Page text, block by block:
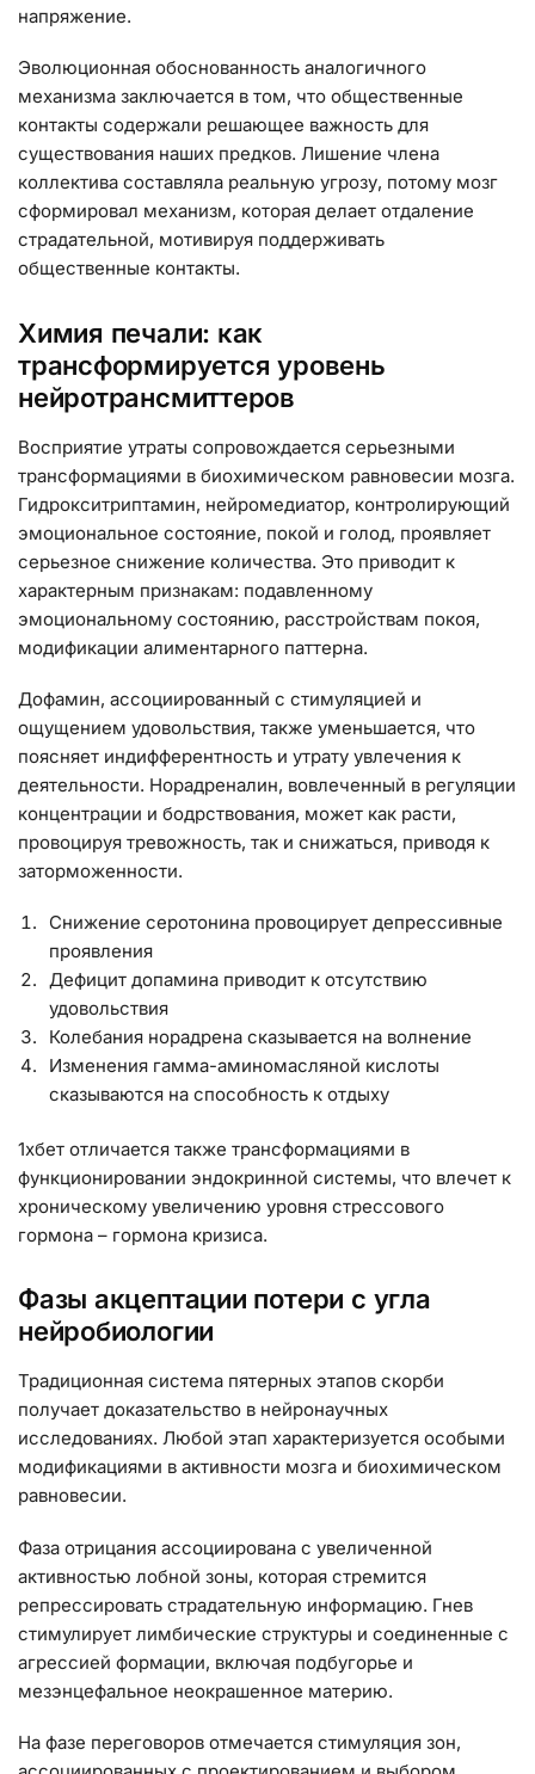
напряжение.
Эволюционная обоснованность аналогичного
механизма заключается в том, что общественные
контакты содержали решающее важность для
существования наших предков. Лишение члена
коллектива составляла реальную угрозу, потому мозг
сформировал механизм, которая делает отдаление
страдательной, мотивируя поддерживать
общественные контакты.
Химия печали: как
трансформируется уровень
нейротрансмиттеров
Восприятие утраты сопровождается серьезными
трансформациями в биохимическом равновесии мозга.
Гидрокситриптамин, нейромедиатор, контролирующий
эмоциональное состояние, покой и голод, проявляет
серьезное снижение количества. Это приводит к
характерным признакам: подавленному
эмоциональному состоянию, расстройствам покоя,
модификации алиментарного паттерна.
Дофамин, ассоциированный с стимуляцией и
ощущением удовольствия, также уменьшается, что
поясняет индифферентность и утрату увлечения к
деятельности. Норадреналин, вовлеченный в регуляции
концентрации и бодрствования, может как расти,
провоцируя тревожность, так и снижаться, приводя к
заторможенности.
Снижение серотонина провоцирует депрессивные
проявления
Дефицит допамина приводит к отсутствию
удовольствия
Колебания норадрена сказывается на волнение
Изменения гамма-аминомасляной кислоты
сказываются на способность к отдыху
1хбет отличается также трансформациями в
функционировании эндокринной системы, что влечет к
хроническому увеличению уровня стрессового
гормона – гормона кризиса.
Фазы акцептации потери с угла
нейробиологии
Традиционная система пятерных этапов скорби
получает доказательство в нейронаучных
исследованиях. Любой этап характеризуется особыми
модификациями в активности мозга и биохимическом
равновесии.
Фаза отрицания ассоциирована с увеличенной
активностью лобной зоны, которая стремится
репрессировать страдательную информацию. Гнев
стимулирует лимбические структуры и соединенные с
агрессией формации, включая подбугорье и
мезэнцефальное неокрашенное материю.
На фазе переговоров отмечается стимуляция зон,